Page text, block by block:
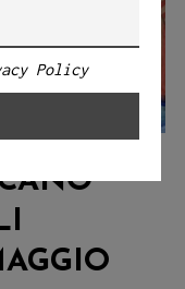
Policy